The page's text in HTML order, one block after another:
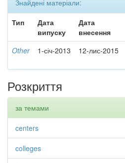
Знайдені матеріали:
Тип
Дата
випуску
Дата
внесення
Other 1-січ-2013 12-лис-2015
Розкриття
за темами
centers
colleges